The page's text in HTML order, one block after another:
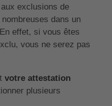
exclusions de
dans un
effet, si vous êtes
vous ne serez pas
votre attestation
plusieurs